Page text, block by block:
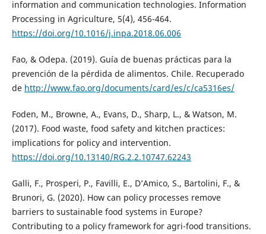
information and communication technologies. Information
Processing in Agriculture, 5(4), 456-464.
https://doi.org/10.1016/j.inpa.2018.06.006
Fao, & Odepa. (2019). Guía de buenas prácticas para la
prevención de la pérdida de alimentos. Chile. Recuperado
de http://www.fao.org/documents/card/es/c/ca5316es/
Foden, M., Browne, A., Evans, D., Sharp, L., & Watson, M.
(2017). Food waste, food safety and kitchen practices:
implications for policy and intervention.
https://doi.org/10.13140/RG.2.2.10747.62243
Galli, F., Prosperi, P., Favilli, E., D’Amico, S., Bartolini, F., &
Brunori, G. (2020). How can policy processes remove
barriers to sustainable food systems in Europe?
Contributing to a policy framework for agri-food transitions.